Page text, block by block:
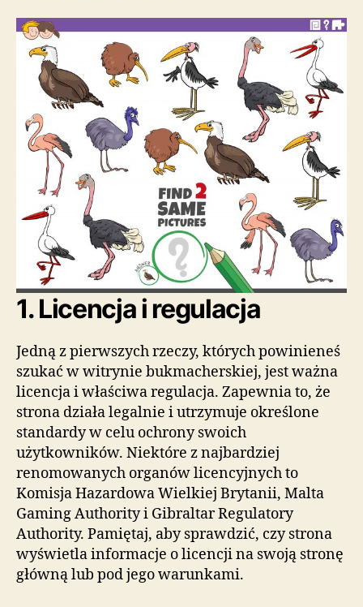
1. Licencja i regulacja
Jedną z pierwszych rzeczy, których powinieneś
szukać w witrynie bukmacherskiej, jest ważna
licencja i właściwa regulacja. Zapewnia to, że
strona działa legalnie i utrzymuje określone
standardy w celu ochrony swoich
użytkowników. Niektóre z najbardziej
renomowanych organów licencyjnych to
Komisja Hazardowa Wielkiej Brytanii, Malta
Gaming Authority i Gibraltar Regulatory
Authority. Pamiętaj, aby sprawdzić, czy strona
wyświetla informacje o licencji na swoją stronę
główną lub pod jego warunkami.